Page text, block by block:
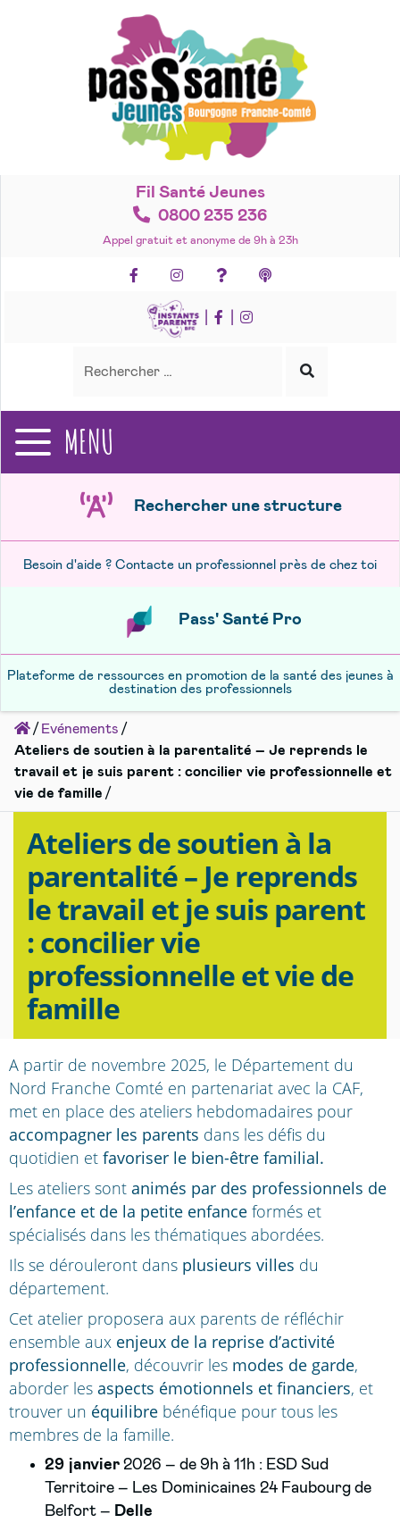
Fil Santé Jeunes
0800 235 236
Appel gratuit et anonyme de 9h à 23h
FacebookInstagramFoire aux questions
Lancer
recherche
MENU
Rechercher une structure
Besoin d'aide ? Contacte un professionnel près de chez toi
Pass' Santé Pro
Plateforme de ressources en promotion de la santé des jeunes à
destination des professionnels
Accueil
Evénements
Ateliers de soutien à la parentalité – Je reprends le
travail et je suis parent : concilier vie professionnelle et
vie de famille
Ateliers de soutien à la
parentalité – Je reprends
le travail et je suis parent
: concilier vie
professionnelle et vie de
famille
A partir de novembre 2025, le Département du
Nord Franche Comté en partenariat avec la CAF,
met en place des ateliers hebdomadaires pour
accompagner les parents dans les défis du
quotidien et favoriser le bien-être familial.
Les ateliers sont animés par des professionnels de
l’enfance et de la petite enfance formés et
spécialisés dans les thématiques abordées.
Ils se dérouleront dans plusieurs villes du
département.
Cet atelier proposera aux parents de réfléchir
ensemble aux enjeux de la reprise d’activité
professionnelle, découvrir les modes de garde,
aborder les aspects émotionnels et financiers, et
trouver un équilibre bénéfique pour tous les
membres de la famille.
29 janvier 2026 – de 9h à 11h : ESD Sud
Territoire – Les Dominicaines 24 Faubourg de
Belfort – Delle